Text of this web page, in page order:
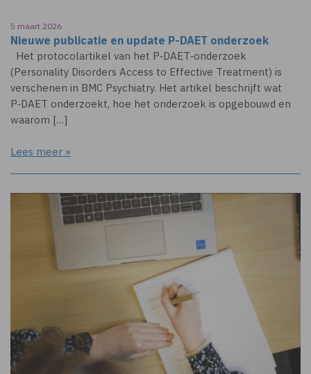
5 maart 2026
Nieuwe publicatie en update P-DAET onderzoek
Het protocolartikel van het P‑DAET‑onderzoek
(Personality Disorders Access to Effective Treatment) is
verschenen in BMC Psychiatry. Het artikel beschrijft wat
P‑DAET onderzoekt, hoe het onderzoek is opgebouwd en
waarom […]
Lees meer »